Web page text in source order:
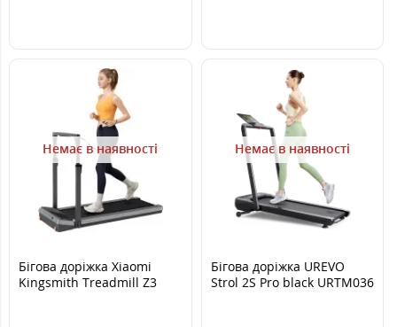
Немає в наявності
Бігова доріжка Xiaomi
Kingsmith Treadmill Z3
Немає в наявності
Бігова доріжка UREVO
Strol 2S Pro black URTM036